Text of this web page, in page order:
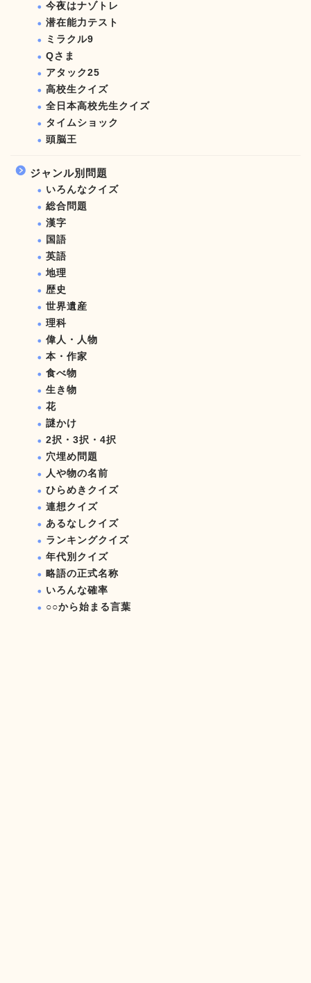
今夜はナゾトレ
潜在能力テスト
ミラクル9
Qさま
アタック25
高校生クイズ
全日本高校先生クイズ
タイムショック
頭脳王
ジャンル別問題
いろんなクイズ
総合問題
漢字
国語
英語
地理
歴史
世界遺産
理科
偉人・人物
本・作家
食べ物
生き物
花
謎かけ
2択・3択・4択
穴埋め問題
人や物の名前
ひらめきクイズ
連想クイズ
あるなしクイズ
ランキングクイズ
年代別クイズ
略語の正式名称
いろんな確率
○○から始まる言葉